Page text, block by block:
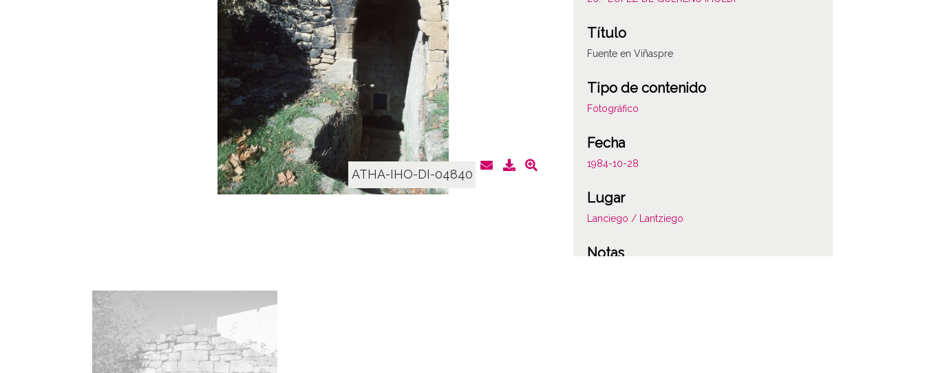
ATHA-IHO-DI-04840
Título
Fuente en Viñaspre
Tipo de contenido
Fotográfico
Fecha
1984-10-28
Lugar
Lanciego / Lantziego
Notas